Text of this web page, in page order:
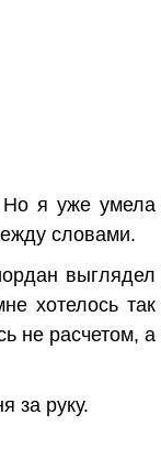
Но я уже умела
словами.
выглядел
хотелось так
не расчетом, а
за руку.